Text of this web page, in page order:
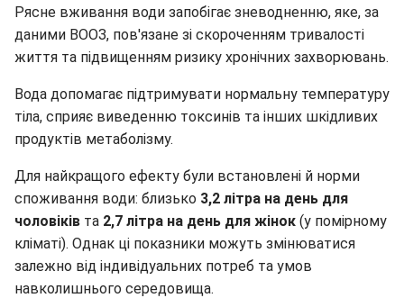
Рясне вживання води запобігає зневодненню, яке, за
даними ВООЗ, пов'язане зі скороченням тривалості
життя та підвищенням ризику хронічних захворювань.
Вода допомагає підтримувати нормальну температуру
тіла, сприяє виведенню токсинів та інших шкідливих
продуктів метаболізму.
Для найкращого ефекту були встановлені й норми
споживання води: близько 3,2 літра на день для
чоловіків та 2,7 літра на день для жінок (у помірному
кліматі). Однак ці показники можуть змінюватися
залежно від індивідуальних потреб та умов
навколишнього середовища.